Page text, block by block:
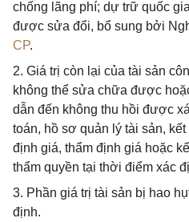
chống lãng phí; dự trữ quốc
được sửa đổi, bổ sung bởi
CP.
2. Giá trị còn lại của tài sản
không thể sửa chữa được
dẫn đến không thu hồi được
toán, hồ sơ quản lý tài sản,
định giá, thẩm định giá hoặc
thẩm quyền tại thời điểm xác
3. Phần giá trị tài sản bị hao
định.